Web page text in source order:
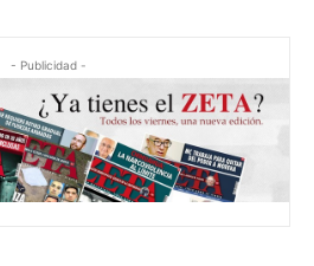
- Publicidad -